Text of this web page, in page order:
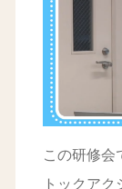
この研修会
トックア